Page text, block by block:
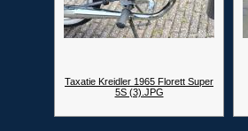
Taxatie Kreidler 1965 Florett Super
5S (3).JPG